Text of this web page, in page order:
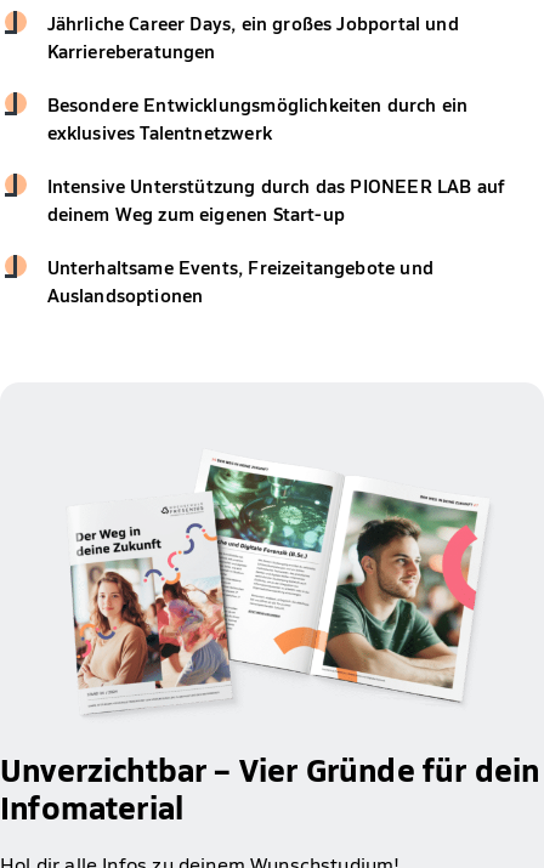
Jährliche Career Days, ein großes Jobportal und
Karriereberatungen
Besondere Entwicklungsmöglichkeiten durch ein
exklusives Talentnetzwerk
Intensive Unterstützung durch das PIONEER LAB auf
deinem Weg zum eigenen Start-up
Unterhaltsame Events, Freizeitangebote und
Auslandsoptionen
Unverzichtbar – Vier Gründe für dein
Infomaterial